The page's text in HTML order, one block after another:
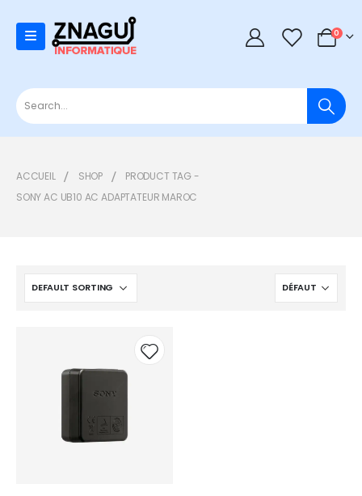
0 0
ACCUEIL SHOP
PRODUCT TAG -
SONY AC UB10 AC ADAPTATEUR MAROC